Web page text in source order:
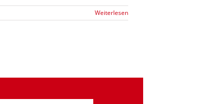
Weiterlesen